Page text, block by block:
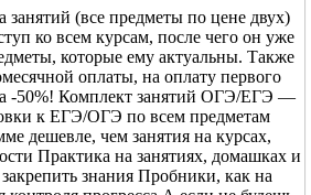
занятий (все предметы по цене двух)
ко всем курсам, после чего он уже
которые ему актуальны. Также
оплаты, на оплату первого
-50%! Комплект занятий ОГЭ/ЕГЭ —
к ЕГЭ/ОГЭ по всем предметам
дешевле, чем занятия на курсах,
Практика на занятиях, домашках и
знания Пробники, как на